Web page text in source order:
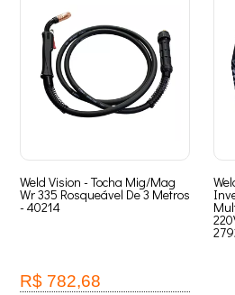
Weld Vision - Tocha Mig/Mag
Wr 335 Rosqueável De 3 Metros
- 40214
R$ 782,68